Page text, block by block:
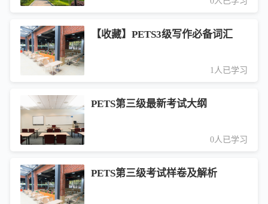
【收藏】PETS3级写作必备词汇
1人已学习
PETS第三级最新考试大纲
0人已学习
PETS第三级考试样卷及解析